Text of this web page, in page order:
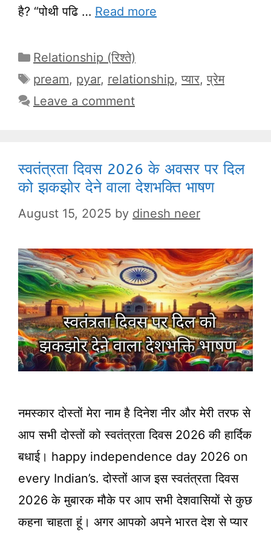
है? “पोथी पढि … Read more
Categories
Relationship (रिश्ते)
Tags
pream, pyar, relationship,प्यार,प्रेम
Leave a comment
स्वतंत्रता दिवस 2026 के अवसर पर दिल
को झकझोर देने वाला देशभक्ति भाषण
August 15, 2025 by dinesh neer
नमस्कार दोस्तों मेरा नाम है दिनेश नीर और मेरी तरफ से
आप सभी दोस्तों को स्वतंत्रता दिवस 2026 की हार्दिक
बधाई। happy independence day 2026 on
every Indian’s. दोस्तों आज इस स्वतंत्रता दिवस
2026 के मुबारक मौके पर आप सभी देशवासियों से कुछ
कहना चाहता हूं। अगर आपको अपने भारत देश से प्यार